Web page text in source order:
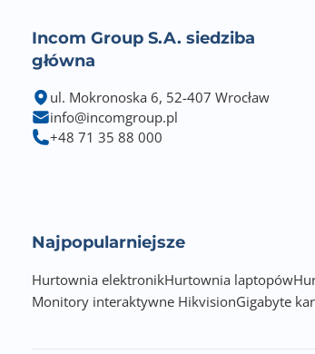
Incom Group S.A. siedziba
główna
ul. Mokronoska 6, 52-407 Wrocław
info@incomgroup.pl
+48 71 35 88 000
Najpopularniejsze
Hurtownia elektronikHurtownia laptopów
Monitory interaktywne HikvisionGigabyte